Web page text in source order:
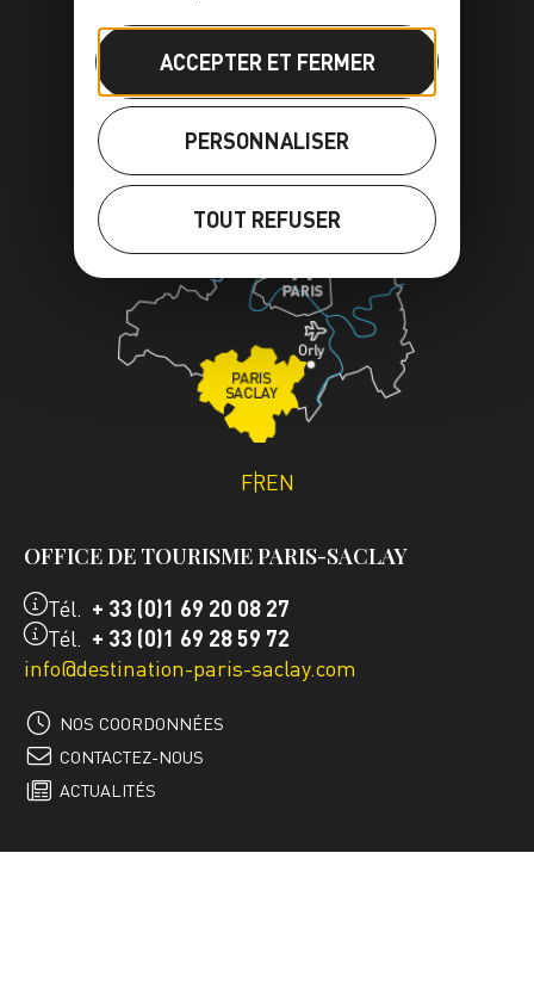
FREN
OFFICE DE TOURISME PARIS-SACLAY
Tél. + 33 (0)1 69 20 08 27
Tél. + 33 (0)1 69 28 59 72
info@destination-paris-saclay.com
NOS COORDONNÉES
CONTACTEZ-NOUS
ACTUALITÉS
ACCEPTER ET FERMER
PERSONNALISER
TOUT REFUSER